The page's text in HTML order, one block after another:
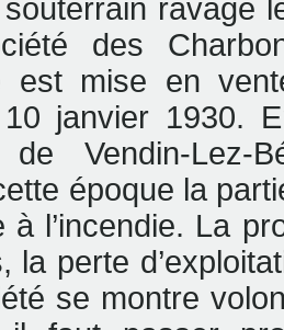
ravage
des
est mise en
janvier 1930.
de Vendin-Lez-
époque la
à l’incendie. La
la perte
se montre